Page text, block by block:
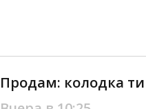
Продам: колодка